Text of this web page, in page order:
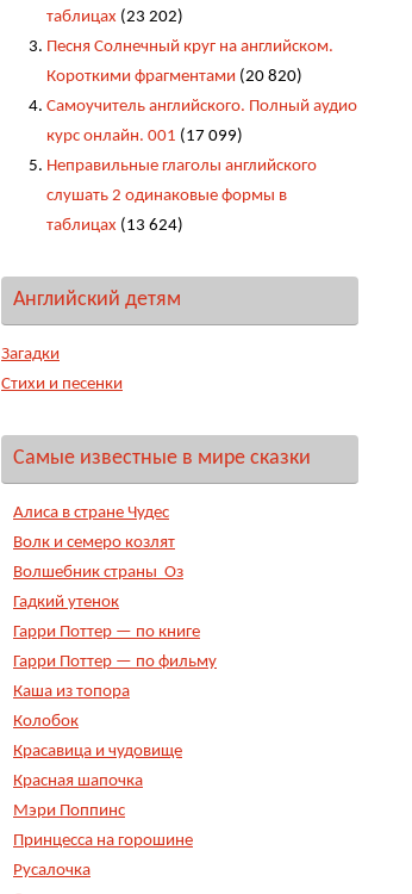
таблицах (23 202)
Песня Солнечный круг на английском.
Короткими фрагментами (20 820)
Самоучитель английского. Полный аудио
курс онлайн. 001 (17 099)
Неправильные глаголы английского
слушать 2 одинаковые формы в
таблицах (13 624)
Английский детям
Загадки
Стихи и песенки
Самые известные в мире сказки
Алиса в стране Чудес
Волк и семеро козлят
Волшебник страны Оз
Гадкий утенок
Гарри Поттер — по книге
Гарри Поттер — по фильму
Каша из топора
Колобок
Красавица и чудовище
Красная шапочка
Мэри Поппинс
Принцесса на горошине
Русалочка